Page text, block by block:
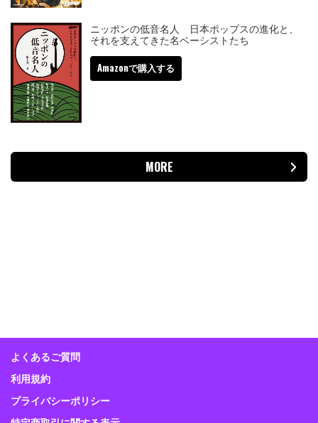
ニッポンの低音名人 日本ポップスの進化と、
それを支えてきた名ベーシストたち
Amazonで購入する
MORE
よくあるご質問
利用規約
プライバシーポリシー